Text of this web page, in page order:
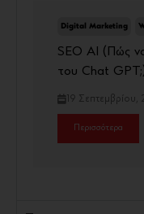
Digital Marketing
SEO AI (Πώς
του Chat
19 Σεπτεμβρίου,
Περισσότερα